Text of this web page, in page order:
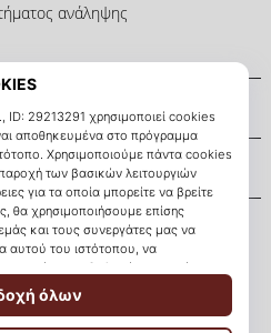
ανάληψης